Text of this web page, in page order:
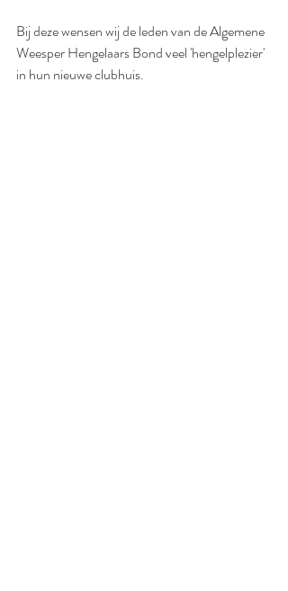
Bij deze wensen wij de leden van de Algemene
Weesper Hengelaars Bond veel 'hengelplezier'
in hun nieuwe clubhuis.